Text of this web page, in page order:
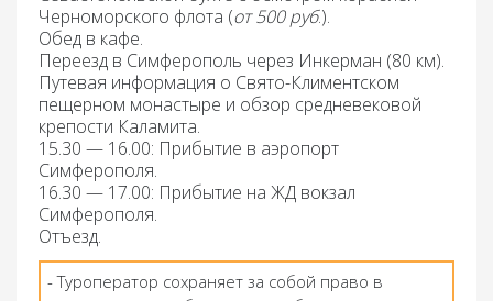
Черноморского флота (от 500 руб.).
Обед в кафе.
Переезд в Симферополь через Инкерман (80 км).
Путевая информация о Свято-Климентском
пещерном монастыре и обзор средневековой
крепости Каламита.
15.30 — 16.00: Прибытие в аэропорт
Симферополя.
16.30 — 17.00: Прибытие на ЖД вокзал
Симферополя.
Отъезд.
- Туроператор сохраняет за собой право в